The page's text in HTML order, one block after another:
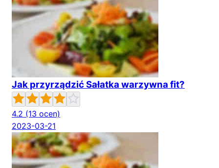
Jak przyrządzić Sałatka warzywna fit?
4.2 (13 ocen)
2023-03-21